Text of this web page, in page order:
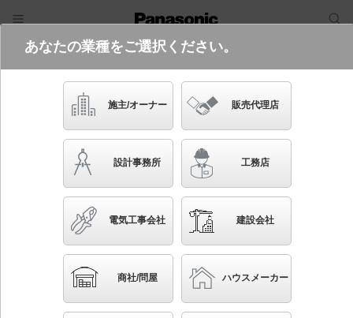
電気・建築設備（ビジネス）
フリーワード
品番・キーワード
かんたん照度計算
XYG2402N LE9
リニューアル用 ポール取付型 LED（昼白色） モー
あなたの業種をご選択ください。
施主/オーナー 販売代理店
設計事務所 工務店
電気工事会社 建設会社
商社/問屋 ハウスメーカー